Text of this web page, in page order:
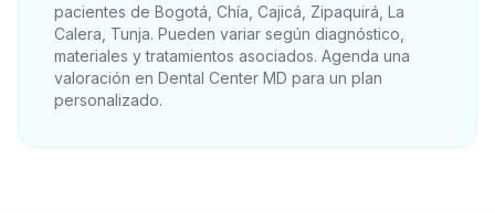
pacientes de Bogotá, Chía, Cajicá, Zipaquirá, La
Calera, Tunja. Pueden variar según diagnóstico,
materiales y tratamientos asociados. Agenda una
valoración en Dental Center MD para un plan
personalizado.